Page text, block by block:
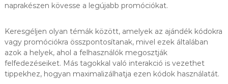
naprakészen kövesse a legújabb promóciókat.
Keresgéljen olyan témák között, amelyek az ajándék kódokra
vagy promóciókra összpontosítanak, mivel ezek általában
azok a helyek, ahol a felhasználók megosztják
felfedezéseiket. Más tagokkal való interakció is vezethet
tippekhez, hogyan maximalizálhatja ezen kódok használatát.